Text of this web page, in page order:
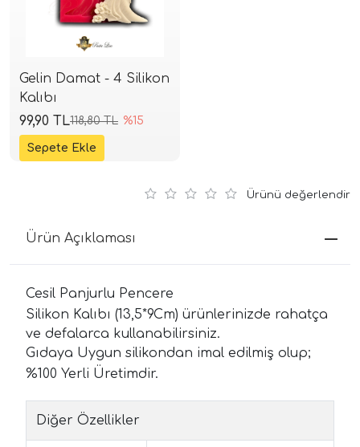
Gelin Damat - 4 Silikon
Kalıbı
118,80 TL %15
99,90 TL
Ürünü değerlendir
Ürün Açıklaması
Cesil Panjurlu Pencere
Silikon Kalıbı (13,5*9Cm) ürünlerinizde rahatça
ve defalarca kullanabilirsiniz.
Gıdaya Uygun silikondan imal edilmiş olup;
%100 Yerli Üretimdir.
Diğer Özellikler